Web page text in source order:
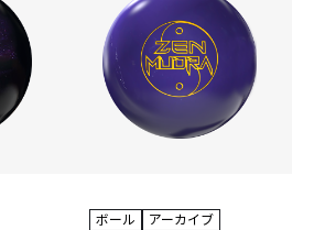
ボール
アーカイブ